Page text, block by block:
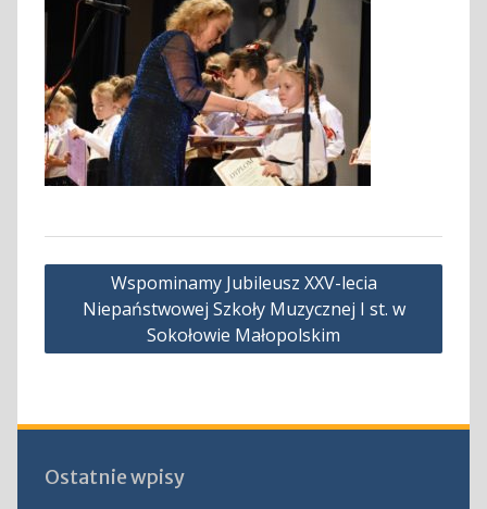
Nawigacja
wpisu
Wspominamy Jubileusz XXV-lecia
Niepaństwowej Szkoły Muzycznej I st. w
Sokołowie Małopolskim
Ostatnie wpisy